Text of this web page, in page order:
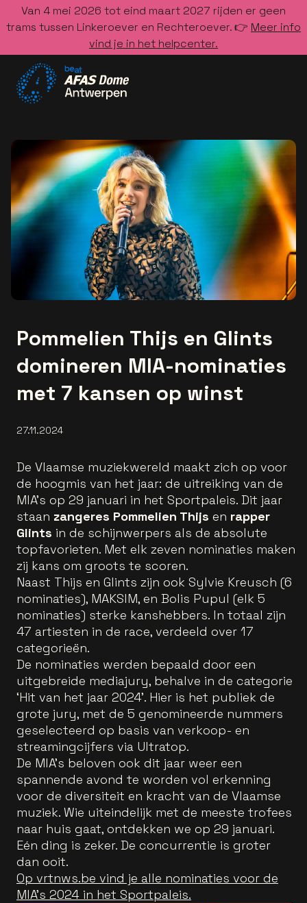
Van 4 mei 2026 tot eind maart 2027 rijden er geen
trams tussen Linkeroever en Rechteroever. 👉 Meer info
vind je in het helpcenter.
Pommelien Thijs en Glints
domineren MIA-nominaties
met 7 kansen op winst
27.11.2024
De Vlaamse muziekwereld maakt zich op voor
de hoogmis van het jaar: de uitreiking van de
MIA's op 29 januari in het Sportpaleis. Dit jaar
staan zangeres Pommelien Thijs en rapper
Glints in de schijnwerpers als de absolute
topfavorieten. Met elk zeven nominaties maken
zij kans om groots te scoren.
Naast Thijs en Glints zijn ook Sylvie Kreusch (6
nominaties), MAKSIM, en Bolis Pupul (elk 5
nominaties) sterke kanshebbers. In totaal zijn
47 artiesten in de race, verdeeld over 17
categorieën.
De nominaties werden bepaald door een
uitgebreide mediajury, behalve in de categorie
‘Hit van het jaar 2024’. Hier is het publiek de
grote jury, met de 5 genomineerde nummers
geselecteerd op basis van verkoop- en
streamingcijfers via Ultratop.
De MIA's beloven ook dit jaar weer een
spannende avond te worden vol erkenning
voor de diversiteit en kracht van de Vlaamse
muziek. Wie uiteindelijk met de meeste trofees
naar huis gaat, ontdekken we op 29 januari.
Eén ding is zeker. De concurrentie is groter
dan ooit.
Op vrtnws.be vind je alle nominaties voor de
MIA's 2024 in het Sportpaleis.